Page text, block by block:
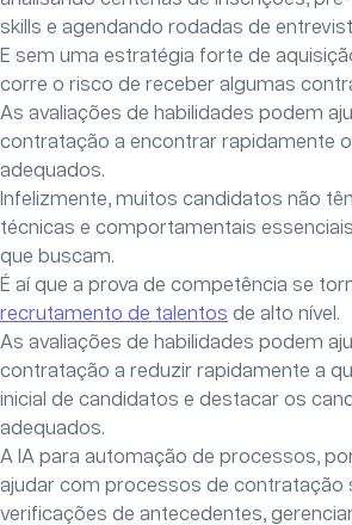
skills e agendando rodadas de
E sem uma estratégia forte de
corre o risco de receber algumas
As avaliações de habilidades podem
contratação a encontrar rapidamente
adequados.
Infelizmente, muitos candidatos não
técnicas e comportamentais
que buscam.
É aí que a prova de competência se
recrutamento de talentos de alto nível.
As avaliações de habilidades podem
contratação a reduzir rapidamente a
inicial de candidatos e destacar os
adequados.
A IA para automação de processos,
ajudar com processos de contratação
verificações de antecedentes,